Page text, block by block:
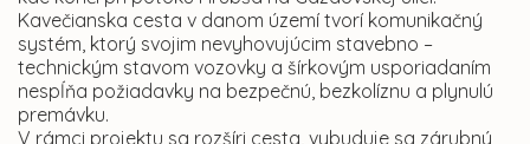
Kavečianska cesta v danom území tvorí komunikačný
systém, ktorý svojim nevyhovujúcim stavebno –
technickým stavom vozovky a šírkovým usporiadaním
nespĺňa požiadavky na bezpečnú, bezkolíznu a plynulú
premávku.
V rámci projektu sa rozšíri cesta, vybuduje sa zárubný